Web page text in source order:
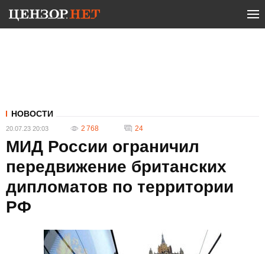
НОВОСТИ
20.07.23 20:03 2 768 24
МИД России ограничил
передвижение британских
дипломатов по территории
РФ